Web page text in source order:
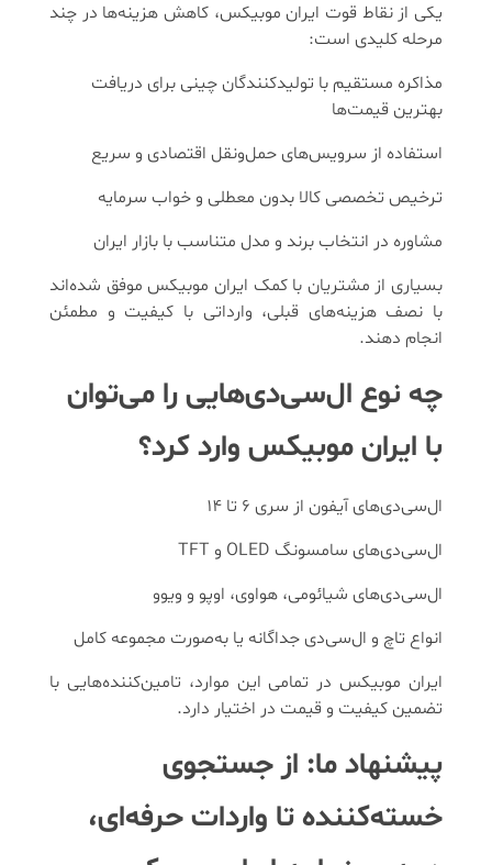
یکی از نقاط قوت ایران موبیکس، کاهش هزینه‌ها در چند
مرحله کلیدی است:
مذاکره مستقیم با تولیدکنندگان چینی برای دریافت
بهترین قیمت‌ها
استفاده از سرویس‌های حمل‌و‌نقل اقتصادی و سریع
ترخیص تخصصی کالا بدون معطلی و خواب سرمایه
مشاوره در انتخاب برند و مدل متناسب با بازار ایران
بسیاری از مشتریان با کمک ایران موبیکس موفق شده‌اند
با نصف هزینه‌های قبلی، وارداتی با کیفیت و مطمئن
انجام دهند.
چه نوع ال‌سی‌دی‌هایی را می‌توان
با ایران موبیکس وارد کرد؟
ال‌سی‌دی‌های آیفون از سری 6 تا 14
ال‌سی‌دی‌های سامسونگ OLED و TFT
ال‌سی‌دی‌های شیائومی، هواوی، اوپو و ویوو
انواع تاچ و ال‌سی‌دی جداگانه یا به‌صورت مجموعه کامل
ایران موبیکس در تمامی این موارد، تامین‌کننده‌هایی با
تضمین کیفیت و قیمت در اختیار دارد.
پیشنهاد ما: از جستجوی
خسته‌کننده تا واردات حرفه‌ای،